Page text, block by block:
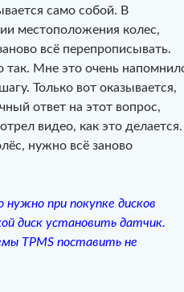
само собой. В
местоположения колес,
всё перепрописывать.
так. Мне это очень
Только вот оказывается,
ответ на этот вопрос,
видео, как это делается.
нужно всё заново
при покупке дисков
диск установить датчик.
TPMS поставить не